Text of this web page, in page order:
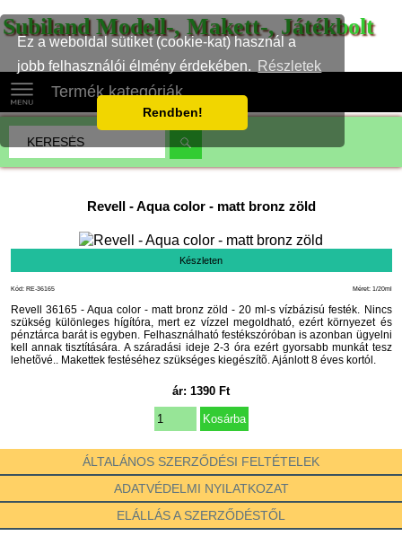
Ez a weboldal sütiket (cookie-kat) használ a
jobb felhasználói élmény érdekében.
Részletek
Rendben!
Subiland Modell-, Makett-, Játékbolt
Termék kategóriák
Revell -Aqua color - matt bronz zöld
Készleten
Méret: 1/20ml
Kód: RE-36165
Revell 36165 - Aqua color - matt bronz zöld - 20 ml-s vízbázisú festék. Nincs
szükség különleges hígítóra, mert ez vízzel megoldható, ezért környezet és
pénztárca barát is egyben. Felhasználható festékszóróban is azonban ügyelni
kell annak tisztítására. A száradási ideje 2-3 óra ezért gyorsabb munkát tesz
lehetõvé.. Makettek festéséhez szükséges kiegészítõ. Ajánlott 8 éves kortól.
ár: 1390 Ft
ÁLTALÁNOS SZERZŐDÉSI FELTÉTELEK
ADATVÉDELMI NYILATKOZAT
ELÁLLÁS A SZERZŐDÉSTŐL